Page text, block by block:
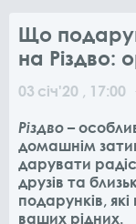
Що
на Різдво:
03 січ'20 , 17:00
Різдво –
домашнім
дарувати
друзів та
подарунків,
ваших рідних.